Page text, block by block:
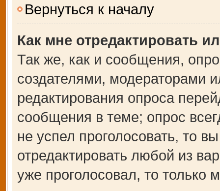
Вернуться к началу
Как мне отредактировать
Так же, как и сообщения,
создателями, модераторами
редактирования опроса
сообщения в теме; опрос
не успел проголосовать, то
отредактировать любой из
уже проголосовал, то только